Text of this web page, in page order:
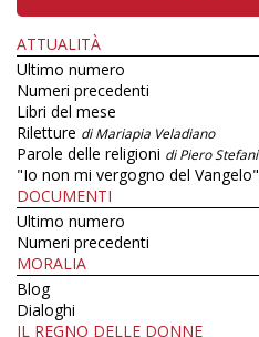
ATTUALITÀ
Ultimo numero
Numeri precedenti
Libri del mese
Riletture di Mariapia Veladiano
Parole delle religioni di Piero Stefani
"Io non mi vergogno del Vangelo"
DOCUMENTI
Ultimo numero
Numeri precedenti
MORALIA
Blog
Dialoghi
IL REGNO DELLE DONNE